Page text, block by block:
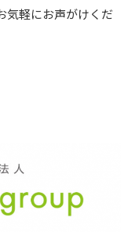
気軽にお声がけくだ